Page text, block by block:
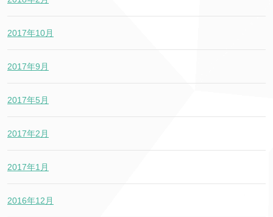
2017年10月
2017年9月
2017年5月
2017年2月
2017年1月
2016年12月